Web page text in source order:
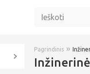
Pagrindinis »